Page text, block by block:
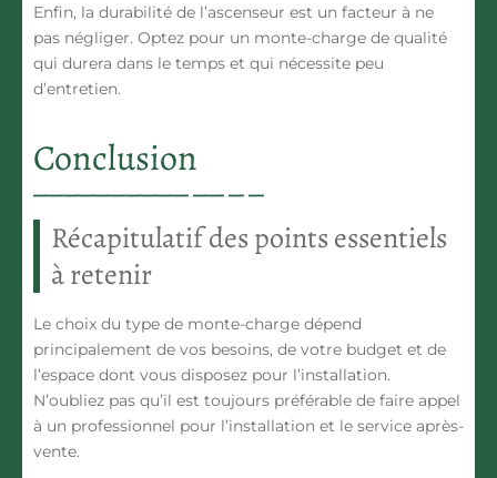
Enfin, la durabilité de l’ascenseur est un facteur à ne
pas négliger. Optez pour un monte-charge de qualité
qui durera dans le temps et qui nécessite peu
d’entretien.
Conclusion
Récapitulatif des points essentiels
à retenir
Le choix du type de monte-charge dépend
principalement de vos besoins, de votre budget et de
l’espace dont vous disposez pour l’installation.
N’oubliez pas qu’il est toujours préférable de faire appel
à un professionnel pour l’installation et le service après-
vente.